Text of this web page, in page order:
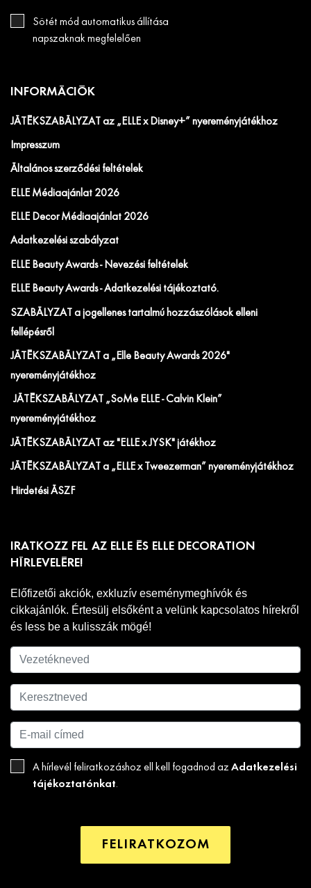
Sötét mód automatikus állítása
napszaknak megfelelően
INFORMÁCIÓK
JÁTÉKSZABÁLYZAT az „ELLE x Disney+” nyereményjátékhoz
Impresszum
Általános szerződési feltételek
ELLE Médiaajánlat 2026
ELLE Decor Médiaajánlat 2026
Adatkezelési szabályzat
ELLE Beauty Awards - Nevezési feltételek
ELLE Beauty Awards - Adatkezelési tájékoztató.
SZABÁLYZAT a jogellenes tartalmú hozzászólások elleni
fellépésről
JÁTÉKSZABÁLYZAT a „Elle Beauty Awards 2026"
nyereményjátékhoz
JÁTÉKSZABÁLYZAT „SoMe ELLE - Calvin Klein”
nyereményjátékhoz
JÁTÉKSZABÁLYZAT az "ELLE x JYSK" játékhoz
JÁTÉKSZABÁLYZAT a „ELLE x Tweezerman” nyereményjátékhoz
Hirdetési ÁSZF
IRATKOZZ FEL AZ ELLE ÉS ELLE DECORATION
HÍRLEVELÉRE!
Előfizetői akciók, exkluzív eseménymeghívók és
cikkajánlók. Értesülj elsőként a velünk kapcsolatos hírekről
és less be a kulisszák mögé!
A hírlevél feliratkozáshoz ell kell fogadnod az Adatkezelési
tájékoztatónkat.
FELIRATKOZOM